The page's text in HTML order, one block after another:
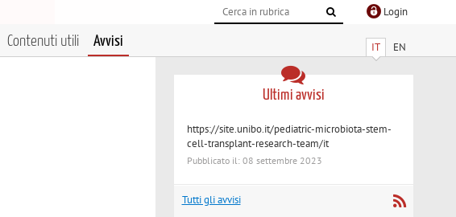
Login
IT EN
Contenuti utili Avvisi
Ultimi avvisi
https://site.unibo.it/pediatric-microbiota-stem-
cell-transplant-research-team/it
Pubblicato il: 08 settembre 2023
Tutti gli avvisi